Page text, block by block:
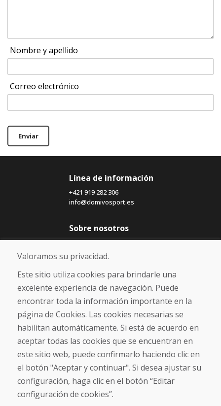
Nombre y apellido
Correo electrónico
Enviar
Línea de información
+421 919 282 306
info@domivosport.es
Sobre nosotros
Blog
Sobre nosotros
Comercio
Contacto
Compra
Tienda electrónica
Envío y pago
NORMAS DE RECLAMACIÓN
Devolución y cambio de mercancías
Política de privacidad
Cookies
Valoramos su privacidad.
Este sitio utiliza cookies para brindarle una
excelente experiencia de navegación. Puede
encontrar toda la información importante en la
página de Cookies. Las cookies necesarias se
habilitan automáticamente. Si está de acuerdo en
aceptar todas las cookies que se encuentran en
este sitio web, puede confirmarlo haciendo clic en
el botón "Aceptar y continuar". Si desea ajustar su
configuración, haga clic en el botón “Editar
configuración de cookies”.